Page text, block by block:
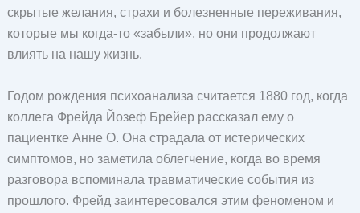
скрытые желания, страхи и болезненные переживания,
которые мы когда-то «забыли», но они продолжают
влиять на нашу жизнь.
Годом рождения психоанализа считается 1880 год, когда
коллега Фрейда Йозеф Брейер рассказал ему о
пациентке Анне О. Она страдала от истерических
симптомов, но заметила облегчение, когда во время
разговора вспоминала травматические события из
прошлого. Фрейд заинтересовался этим феноменом и